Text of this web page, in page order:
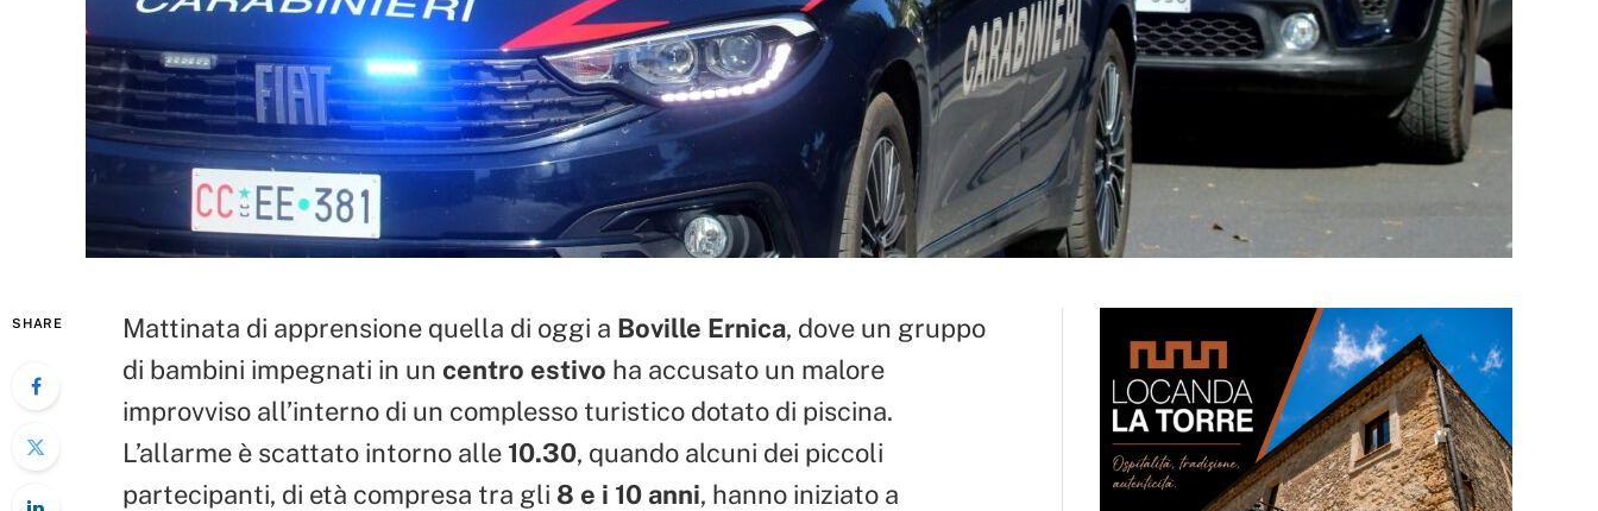
SHARE Mattinata di apprensione quella di oggi a Boville Ernica, dove un gruppo
di bambini impegnati in un centro estivo ha accusato un malore
improvviso all’interno di un complesso turistico dotato di piscina.
L’allarme è scattato intorno alle 10.30, quando alcuni dei piccoli
partecipanti, di età compresa tra gli 8 e i 10 anni, hanno iniziato a